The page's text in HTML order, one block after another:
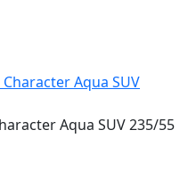
Aqua SUV 235/55